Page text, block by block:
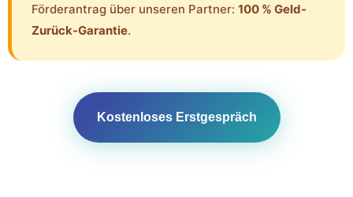
Förderantrag über unseren Partner: 100 % Geld-
Zurück-Garantie.
Kostenloses Erstgespräch